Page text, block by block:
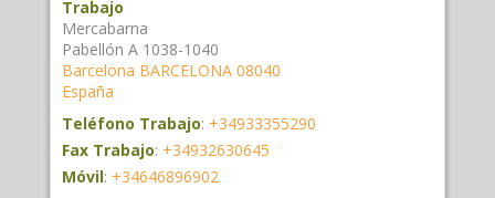
Trabajo
Mercabarna
Pabellón A 1038-1040
Barcelona BARCELONA 08040
España
Teléfono Trabajo: +34933355290
Fax Trabajo: +34932630645
Móvil: +34646896902